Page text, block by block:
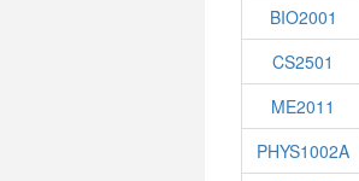
BIO2001
CS2501
ME2011
PHYS1002A